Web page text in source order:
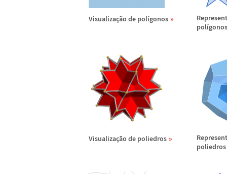
Visualização de polígonos
polígonos
Visualização de poliedros
poliedros